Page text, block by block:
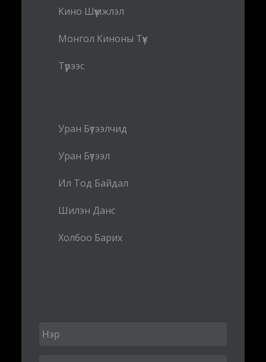
Кино Шүүмжлэл
Монгол Киноны Түүх
Түрээс
Уран Бүтээлчид
Уран Бүтээл
Ил Тод Байдал
Шилэн Данс
Холбоо Барих